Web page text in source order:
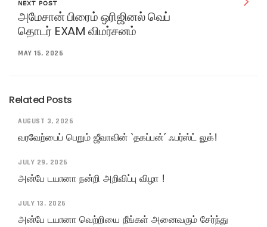
NEXT POST
அமேசான் பிரைம் ஒரிஜினல் வெப்
தொடர் EXAM விமர்சனம்
MAY 15, 2026
Related Posts
AUGUST 3, 2026
வரவேற்பைப் பெறும் ஜீவாவின் ‘தகப்பன்’ ஃபர்ஸ்ட் லுக்!
JULY 29, 2026
அன்பே டயானா நன்றி அறிவிப்பு விழா !
JULY 13, 2026
அன்பே டயானா வெற்றியை நீங்கள் அனைவரும் சேர்ந்து